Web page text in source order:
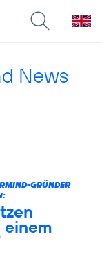
News
GRÜNDER
einem